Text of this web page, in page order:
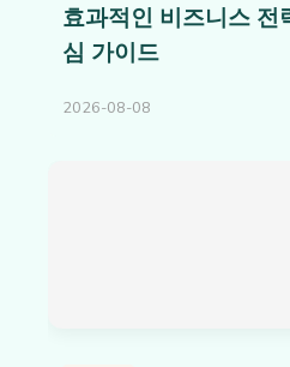
효과적인 비즈니스 전
심 가이드
2026-08-08